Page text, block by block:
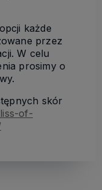
każde
przez
W celu
prosimy o
skór
of-